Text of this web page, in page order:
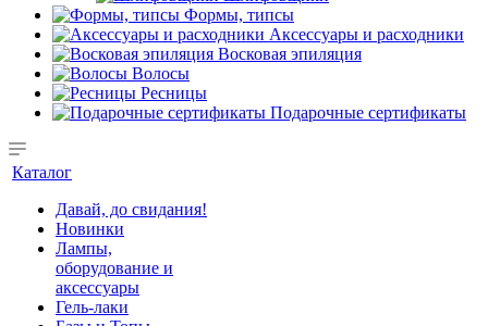
Формы, типсы
Аксессуары и расходники
Восковая эпиляция
Волосы
Ресницы
Подарочные сертификаты
Каталог
Давай, до свидания!
Новинки
Лампы,
оборудование и
аксессуары
Гель-лаки